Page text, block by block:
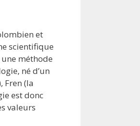
et
scientifique
méthode
né d’un
Fren (la
est donc
valeurs